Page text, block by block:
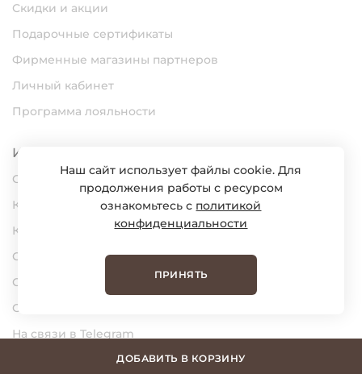
ДОБАВИТЬ В КОРЗИНУ
Скидки и акции
Подарочные сертификаты
Фирменные магазины партнеров
Личный кабинет
Программа лояльности
Информация
О нас
Карьера
Контакты
Статьи
Сертификаты
Обратная связь
На связи в Telegram
Наш сайт использует файлы cookie. Для
продолжения работы с ресурсом
ознакомьтесь с политикой
конфиденциальности
ПРИНЯТЬ